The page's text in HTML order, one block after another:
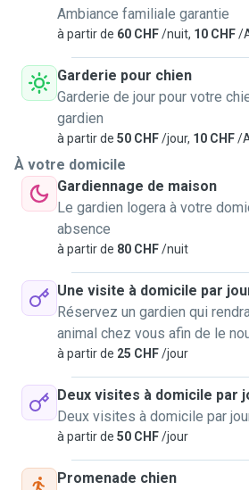
Ambiance familiale garantie
à partir de 60 CHF/nuit, 10 CHF/
Garderie pour chien
Garderie de jour pour votre
gardien
à partir de 50 CHF/jour, 10 CHF/
À votre domicile
Gardiennage de maison
Le gardien logera à votre
absence
à partir de 80 CHF/nuit
Une visite à domicile par
Réservez un gardien qui
animal chez vous afin de le
à partir de 25 CHF/jour
Deux visites à domicile par
Deux visites à domicile par
à partir de 50 CHF/jour
Promenade chien